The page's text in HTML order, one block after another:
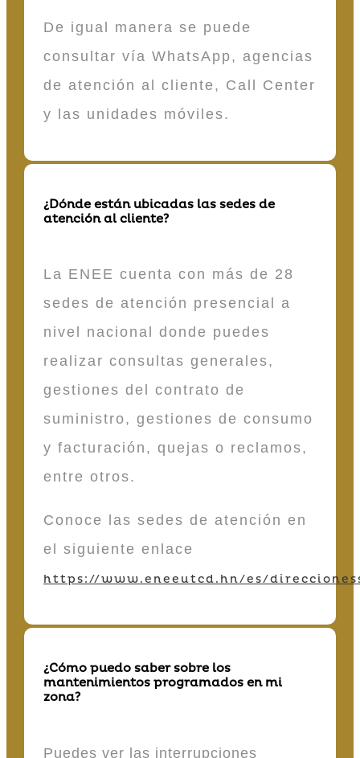
De igual manera se puede
consultar vía WhatsApp, agencias
de atención al cliente, Call Center
y las unidades móviles.
¿Dónde están ubicadas las sedes de
atención al cliente?
La ENEE cuenta con más de 28
sedes de atención presencial a
nivel nacional donde puedes
realizar consultas generales,
gestiones del contrato de
suministro, gestiones de consumo
y facturación, quejas o reclamos,
entre otros.
Conoce las sedes de atención en
el siguiente enlace
https://www.eneeutcd.hn/es/
¿Cómo puedo saber sobre los
mantenimientos programados en mi
zona?
Puedes ver las interrupciones